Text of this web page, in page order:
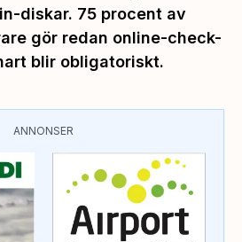
diskar. 75 procent av
gör redan online-check-
blir obligatoriskt.
ANNONSER